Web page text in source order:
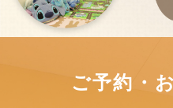
ご予約・